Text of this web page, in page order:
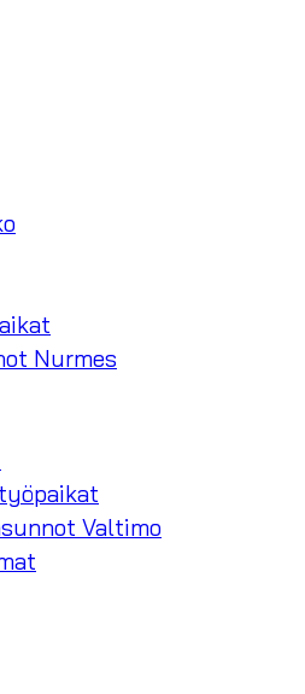
Nurmes
Valtimo